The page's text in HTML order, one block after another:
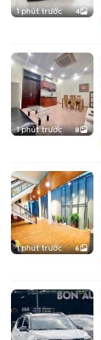
1 phút trước 4
1 phút trước 8
1 phút trước 6